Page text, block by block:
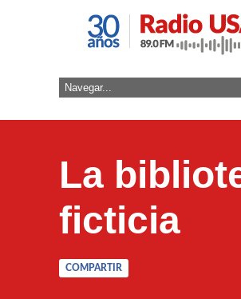
La
ficticia
COMPARTIR